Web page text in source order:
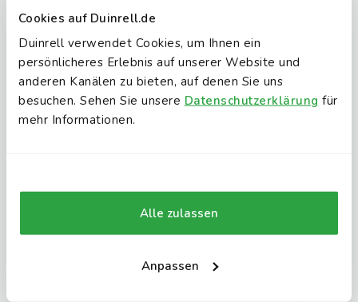
Cookies auf Duinrell.de
Duinrell verwendet Cookies, um Ihnen ein
persönlicheres Erlebnis auf unserer Website und
anderen Kanälen zu bieten, auf denen Sie uns
besuchen. Sehen Sie unsere Datenschutzerklärung für
mehr Informationen.
Alle zulassen
Anpassen
Zusätzliche Fahrzeuge sind auf dem
Campingplatz nicht erlaubt. Fahrzeuge müssen
den Ferienpark spätestens zum Check-out
verlassen: Unterkünfte: 10:30 Uhr Camping:
12:00 Uhr
Link, über den Sie Ihre Zahlung innerhalb von 24
per iDeal oder Kreditkarte bezahlen. Eine